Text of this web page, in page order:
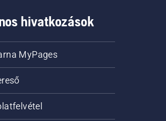
hivatkozások
MyPages